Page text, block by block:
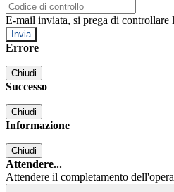
E-mail inviata, si prega di controllare
Errore
Chiudi
Successo
Chiudi
Informazione
Chiudi
Attendere...
Attendere il completamento